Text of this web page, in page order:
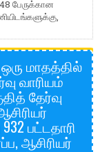
பேருக்கான
ஒரு மாதத்தில்
வாரியம்
தேர்வு
பட்டதாரி
ஆசிரியர்